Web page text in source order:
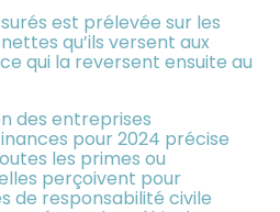
est prélevée sur les
qu’ils versent aux
qui la reversent ensuite au
des entreprises
pour 2024 précise
les primes ou
perçoivent pour
de responsabilité civile